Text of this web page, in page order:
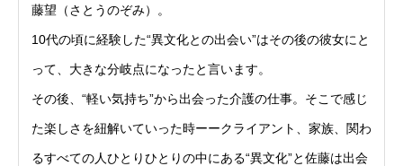
藤望（さとうのぞみ）。
10代の頃に経験した“異文化との出会い”はその後の彼女にと
って、大きな分岐点になったと言います。
その後、“軽い気持ち”から出会った介護の仕事。そこで感じ
た楽しさを紐解いていった時ーークライアント、家族、関わ
るすべての人ひとりひとりの中にある“異文化”と佐藤は出会